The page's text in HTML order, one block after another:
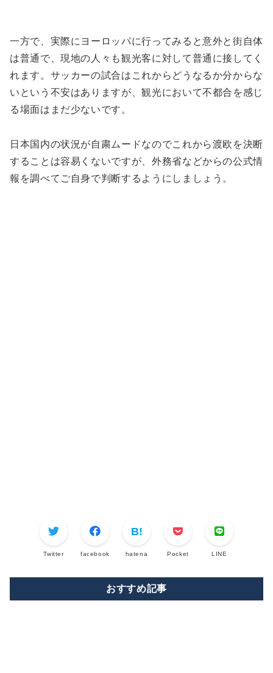
一方で、実際にヨーロッパに行ってみると意外と街自体
は普通で、現地の人々も観光客に対して普通に接してく
れます。サッカーの試合はこれからどうなるか分からな
いという不安はありますが、観光において不都合を感じ
る場面はまだ少ないです。
日本国内の状況が自粛ムードなのでこれから渡欧を決断
することは容易くないですが、外務省などからの公式情
報を調べてご自身で判断するようにしましょう。
Twitter facebook hatena Pocket LINE
おすすめ記事